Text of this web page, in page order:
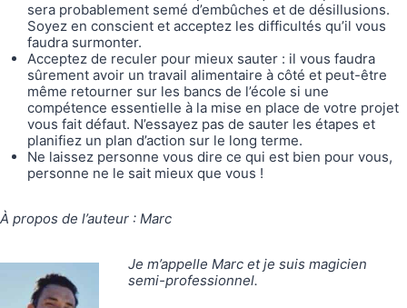
sera probablement semé d’embûches et de désillusions.
Soyez en conscient et acceptez les difficultés qu’il vous
faudra surmonter.
Acceptez de reculer pour mieux sauter : il vous faudra
sûrement avoir un travail alimentaire à côté et peut-être
même retourner sur les bancs de l’école si une
compétence essentielle à la mise en place de votre projet
vous fait défaut. N’essayez pas de sauter les étapes et
planifiez un plan d’action sur le long terme.
Ne laissez personne vous dire ce qui est bien pour vous,
personne ne le sait mieux que vous !
À propos de l’auteur : Marc
Je m’appelle Marc et je suis magicien
semi-professionnel.